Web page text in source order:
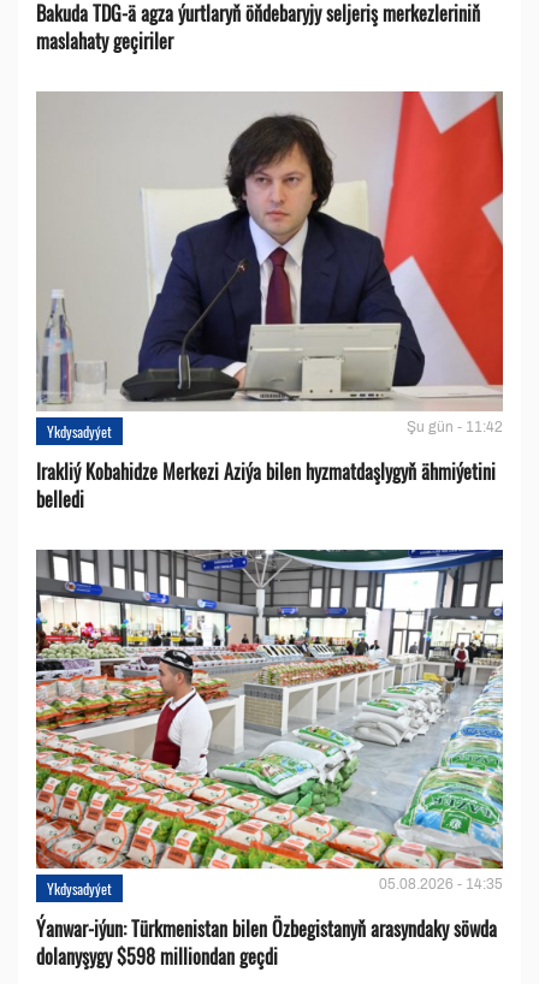
Bakuda TDG-ä agza ýurtlaryň öňdebaryjy seljeriş merkezleriniň
maslahaty geçiriler
Ykdysadyýet Şu gün - 11:42
Irakliý Kobahidze Merkezi Aziýa bilen hyzmatdaşlygyň ähmiýetini
belledi
Ykdysadyýet 05.08.2026 - 14:35
Ýanwar-iýun: Türkmenistan bilen Özbegistanyň arasyndaky söwda
dolanyşygy $598 milliondan geçdi